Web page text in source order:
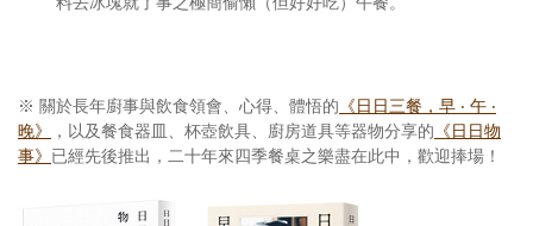
※ 關於長年廚事與飲食領會、心得、體悟的 《日日三餐，早 ‧ 午 ‧
晚》
，以及餐食器皿、杯壺飲具、廚房道具等器物分享的 《日日物
事》 已經先後推出，二十年來四季餐桌之樂盡在此中，歡迎捧場！